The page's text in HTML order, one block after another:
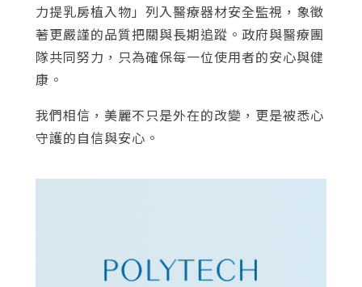
力提乳房植入物」列入醫療器材安全監視，象徵
著更嚴謹的品質把關與長期追蹤。政府與醫療團
隊共同努力，只為確保每一位使用者的安心與健
康。
我們相信，美麗不只是外在的改變，更是被悉心
守護的自信與安心。